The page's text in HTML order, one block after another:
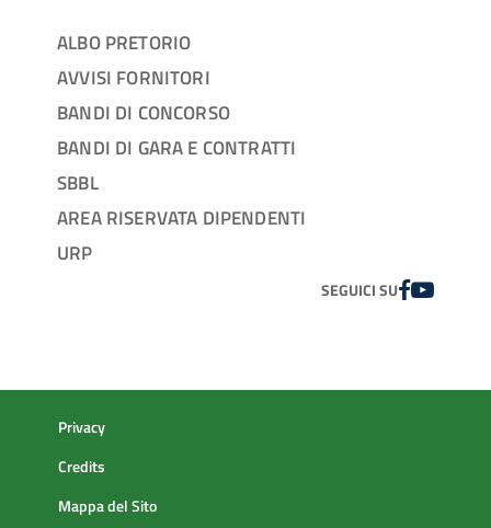
ALBO PRETORIO
AVVISI FORNITORI
BANDI DI CONCORSO
BANDI DI GARA E CONTRATTI
SBBL
AREA RISERVATA DIPENDENTI
URP
SEGUICI SUFACEBOOK
YOUTUBE
Privacy
Credits
Mappa del Sito